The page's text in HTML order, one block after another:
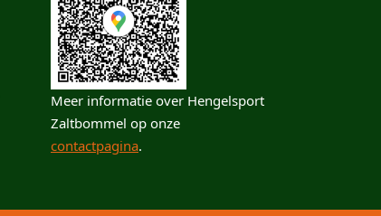
Meer informatie over Hengelsport
Zaltbommel op onze
contactpagina.